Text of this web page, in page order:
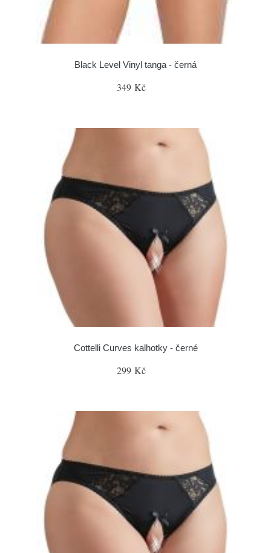
Black Level Vinyl tanga - černá
349 Kč
Cottelli Curves kalhotky - černé
299 Kč